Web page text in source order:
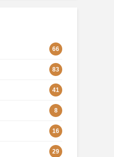
66
83
41
8
16
29